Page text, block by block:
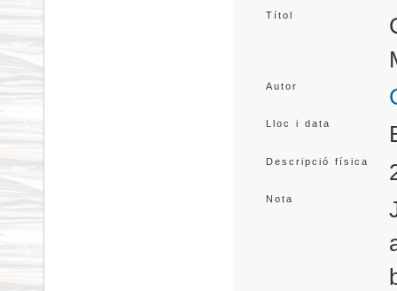
Títol
Autor
Lloc i data
Descripció física
Nota